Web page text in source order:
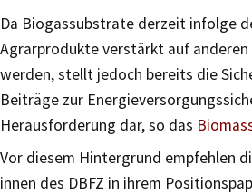
Da Biogassubstrate derzeit infolge
Agrarprodukte verstärkt auf
werden, stellt jedoch bereits die
Beiträge zur
Herausforderung dar, so das
Vor diesem Hintergrund empfehlen
innen des DBFZ in ihrem